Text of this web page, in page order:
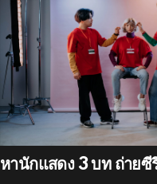
หานักแสดง 3 บท ถ่ายซี